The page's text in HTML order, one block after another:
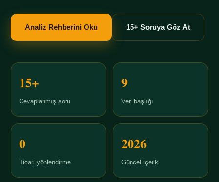
Analiz Rehberini Oku 15+ Soruya Göz At
15+
Cevaplanmış soru
9
Veri başlığı
0
Ticari yönlendirme
2026
Güncel içerik